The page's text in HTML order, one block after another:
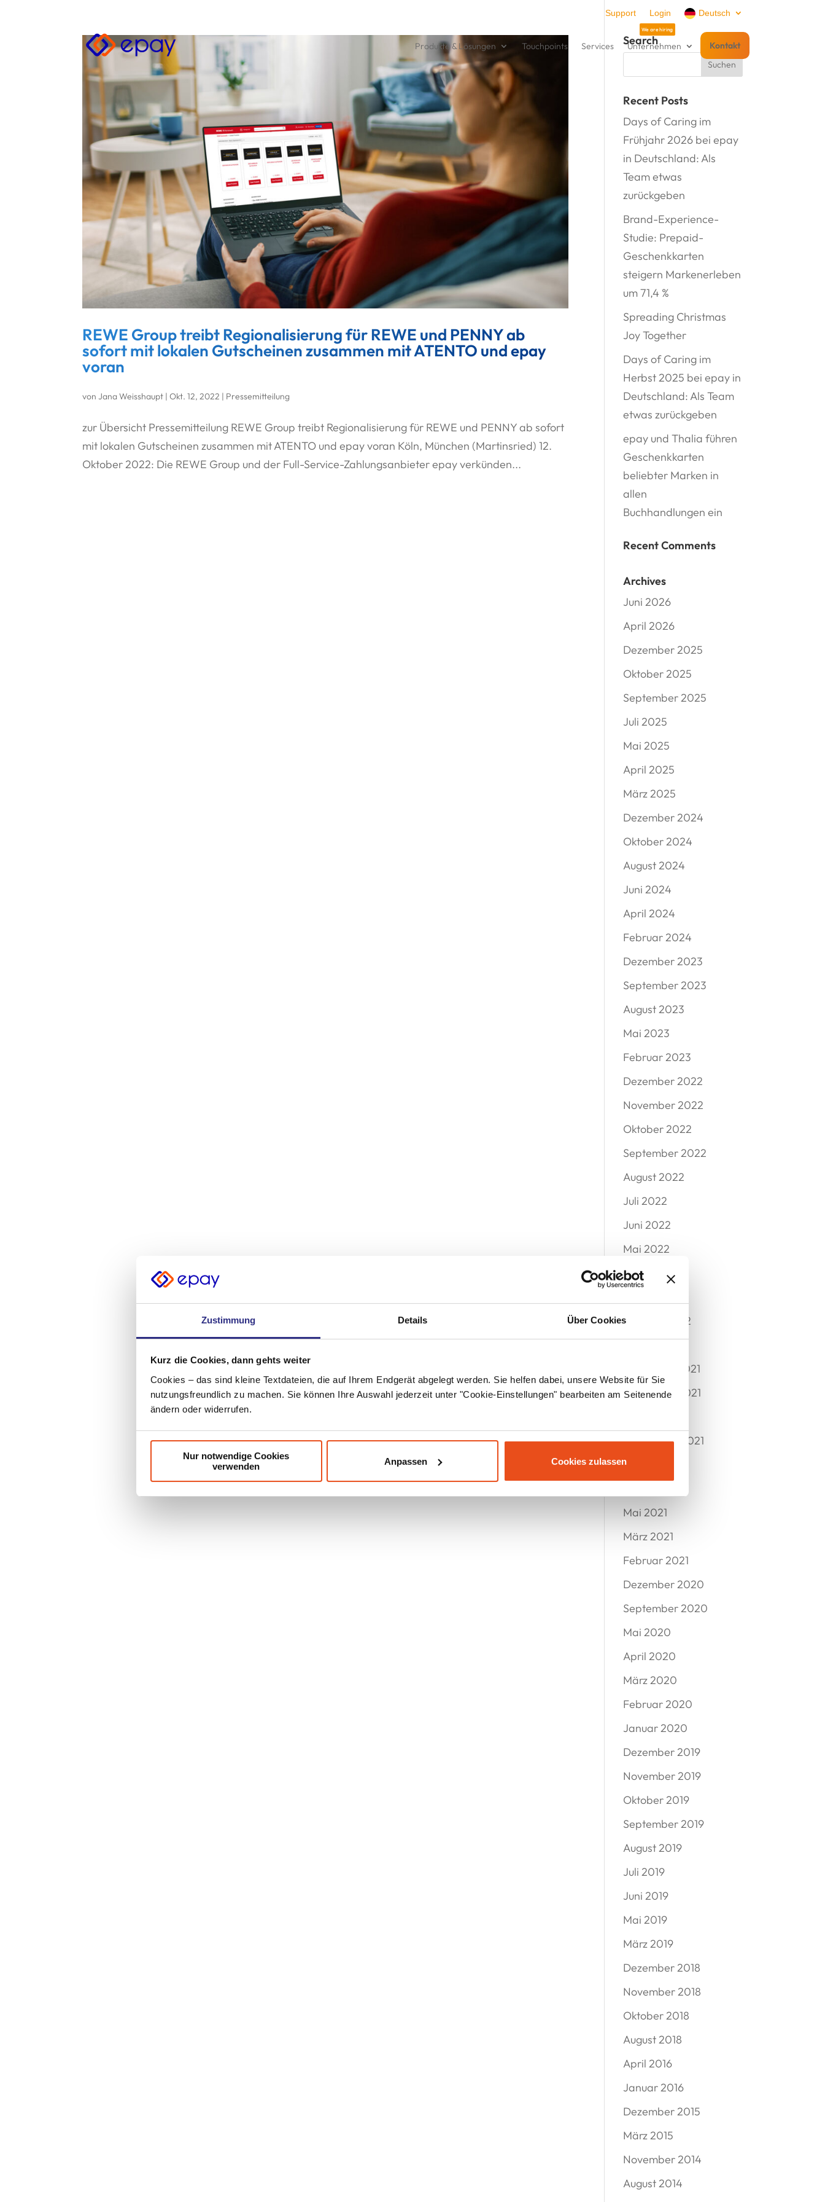
Zustimmung Details Über Cookies
Kurz die Cookies, dann gehts weiter
Cookies – das sind kleine Textdateien, die auf Ihrem Endgerät abgelegt werden. Sie helfen dabei, unsere Website für Sie
nutzungsfreundlich zu machen. Sie können Ihre Auswahl jederzeit unter "Cookie-Einstellungen" bearbeiten am Seitenende
ändern oder widerrufen.
Nur notwendige Cookies
verwenden
Anpassen Cookies zulassen
Support Login Deutsch
Produkte & Lösungen Touchpoints Services Unternehmen Kontakt
REWE Group treibt Regionalisierung für REWE und PENNY ab
sofort mit lokalen Gutscheinen zusammen mit ATENTO und epay
voran
von Jana Weisshaupt |Okt. 12, 2022 | Pressemitteilung
zur Übersicht Pressemitteilung REWE Group treibt Regionalisierung für REWE und PENNY ab sofort
mit lokalen Gutscheinen zusammen mit ATENTO und epay voran Köln, München (Martinsried) 12.
Oktober 2022: Die REWE Group und der Full-Service-Zahlungsanbieter epay verkünden...
Search
Recent Posts
Days of Caring im
Frühjahr 2026 bei epay
in Deutschland: Als
Team etwas
zurückgeben
Brand-Experience-
Studie: Prepaid-
Geschenkkarten
steigern Markenerleben
um 71,4 %
Spreading Christmas
Joy Together
Days of Caring im
Herbst 2025 bei epay in
Deutschland: Als Team
etwas zurückgeben
epay und Thalia führen
Geschenkkarten
beliebter Marken in
allen
Buchhandlungen ein
Recent Comments
Archives
Juni 2026
April 2026
Dezember 2025
Oktober 2025
September 2025
Juli 2025
Mai 2025
April 2025
März 2025
Dezember 2024
Oktober 2024
August 2024
Juni 2024
April 2024
Februar 2024
Dezember 2023
September 2023
August 2023
Mai 2023
Februar 2023
Dezember 2022
November 2022
Oktober 2022
September 2022
August 2022
Juli 2022
Juni 2022
Mai 2022
April 2022
Februar 2022
Dezember 2021
November 2021
September 2021
Juli 2021
Mai 2021
März 2021
Februar 2021
Dezember 2020
September 2020
Mai 2020
April 2020
März 2020
Februar 2020
Januar 2020
Dezember 2019
November 2019
Oktober 2019
September 2019
August 2019
Juli 2019
Juni 2019
Mai 2019
März 2019
Dezember 2018
November 2018
Oktober 2018
August 2018
April 2016
Januar 2016
Dezember 2015
März 2015
November 2014
August 2014